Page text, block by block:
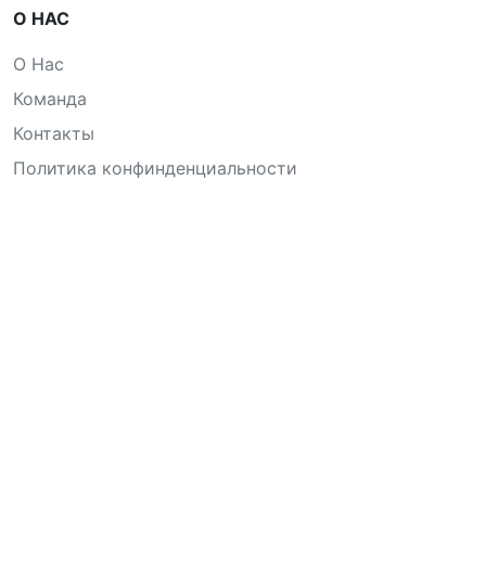
О НАС
О Нас
Команда
Контакты
Политика конфинденциальности